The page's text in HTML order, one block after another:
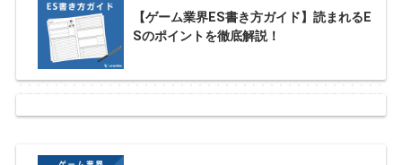
【ゲーム業界ES書き方ガイド】読まれるE
Sのポイントを徹底解説！